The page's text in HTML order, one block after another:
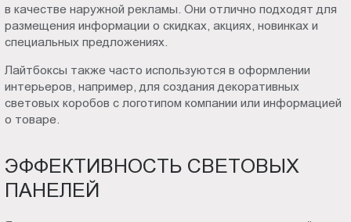
в качестве наружной рекламы. Они отлично подходят для
размещения информации о скидках, акциях, новинках и
специальных предложениях.
Лайтбоксы также часто используются в оформлении
интерьеров, например, для создания декоративных
световых коробов с логотипом компании или информацией
о товаре.
ЭФФЕКТИВНОСТЬ СВЕТОВЫХ
ПАНЕЛЕЙ